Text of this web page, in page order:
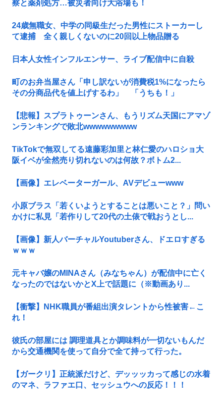
察と薬剤処方…被災者向け大浴場も！
24歳無職女、中学の同級生だった男性にストーカーし
て逮捕 全く親しくないのに20回以上物品贈る
日本人女性インフルエンサー、ライブ配信中に自殺
町のお弁当屋さん「申し訳ないが消費税1%になったら
その分商品代を値上げするわ」 「うちも！」
【悲報】スプラトゥーンさん、もうリズム天国にアマゾ
ンランキングで敗北wwwwwwwww
TikTokで無双してる遠藤彩加里と林仁愛のハロショ大
阪イベが全然売り切れないのは何故？ボトム2...
【画像】エレベーターガール、AVデビューwww
小原ブラス「若くいようとすることは悪いこと？」問い
かけに私見「若作りして20代の土俵で戦おうとし...
【画像】新人バーチャルYoutuberさん、ドエロすぎる
ｗｗｗ
元キャバ嬢のMINAさん（みなちゃん）が配信中に亡く
なったのではないかとX上で話題に（※動画あり...
【衝撃】NHK職員が番組出演タレントから性被害←こ
れ！
彼氏の部屋には 調理道具とか調味料が一切ないもんだ
から交通機関を使って自分で全て持って行った。
【ガークリ】正統派だけど、デッッッカって感じの水着
のマネ、ラファエ口、セッシュウへの反応！！！